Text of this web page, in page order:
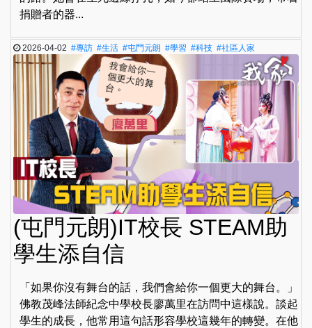
捐贈者的器...
2026-04-02#專訪 #生活 #屯門元朗 #學習 #科技 #社區人家
(屯門元朗)IT校長 STEAM助
學生添自信
「如果你沒有舞台的話，我們會給你一個更大的舞台。」
佛教茂峰法師紀念中學校長廖萬里在訪問中這樣說。談起
學生的成長，他常用這句話形容學校這幾年的轉變。在他